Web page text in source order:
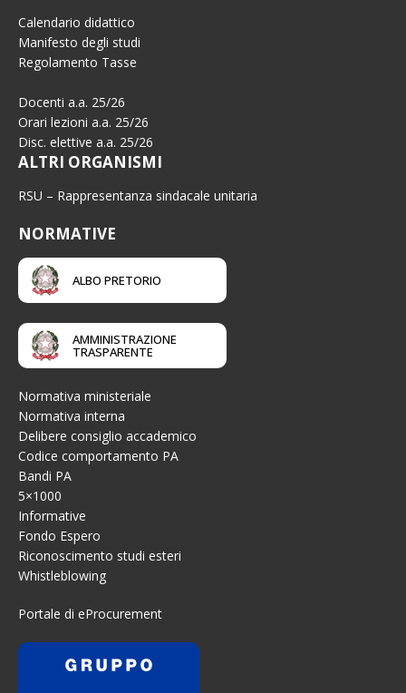
Calendario didattico
Manifesto degli studi
Regolamento Tasse
Docenti a.a. 25/26
Orari lezioni a.a. 25/26
Disc. elettive a.a. 25/26
ALTRI ORGANISMI
RSU – Rappresentanza sindacale unitaria
NORMATIVE
ALBO PRETORIO
AMMINISTRAZIONE
TRASPARENTE
Normativa ministeriale
Normativa interna
Delibere consiglio accademico
Codice comportamento PA
Bandi PA
5×1000
Informative
Fondo Espero
Riconoscimento studi esteri
Whistleblowing
Portale di eProcurement